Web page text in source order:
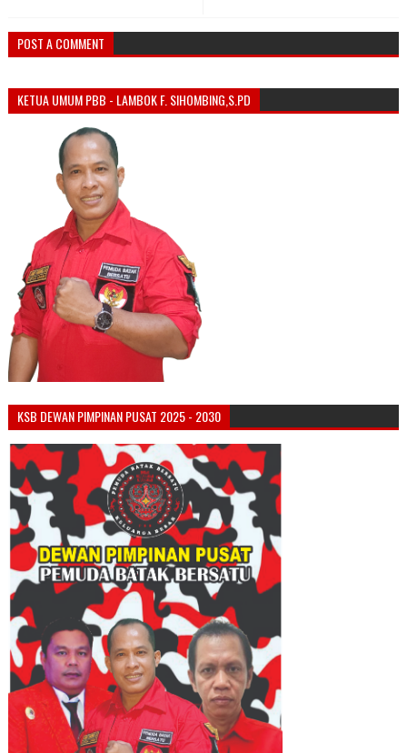
POST A COMMENT
KETUA UMUM PBB - LAMBOK F. SIHOMBING,S.PD
KSB DEWAN PIMPINAN PUSAT 2025 - 2030